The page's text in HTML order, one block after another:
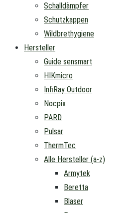
Schalldämpfer
Schutzkappen
Wildbrethygiene
Hersteller
Guide sensmart
HIKmicro
InfiRay Outdoor
Nocpix
PARD
Pulsar
ThermTec
Alle Hersteller (a-z)
Armytek
Beretta
Blaser